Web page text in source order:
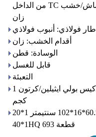
من الداخل TC والخارج 600 د مع وظيفة التعديل: قماش/خشب
زان
إطار فولاذي: أنبوب فولاذي
أقدام الخشب: زان
الوسادة: قطن
قابل للغسل
التعبئة
1 قطعة/كيس بولي ايثيلين/كرتون N.W 8.5kgs ؛ غيغاواط 10.55
كجم
حجم الكرتون: 60.5*16*102 سنتيمتر 1*20GP 283 قطعة
1*40HQ 693 قطعة